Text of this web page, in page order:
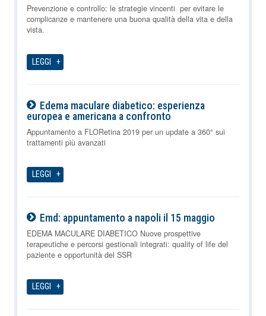
09-08-2026
Prevenzione e controllo: le strategie vincenti per evitare le
complicanze e mantenere una buona qualità della vita e della
vista.
LEGGI
Edema maculare diabetico: esperienza
europea e americana a confronto
09-08-2026
Appuntamento a FLORetina 2019 per un update a 360° sui
trattamenti più avanzati
LEGGI
Emd: appuntamento a napoli il 15 maggio
09-08-2026
EDEMA MACULARE DIABETICO Nuove prospettive
terapeutiche e percorsi gestionali integrati: quality of life del
paziente e opportunità del SSR
LEGGI